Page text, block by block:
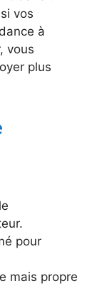
vos
à
vous
plus
pour
mais propre